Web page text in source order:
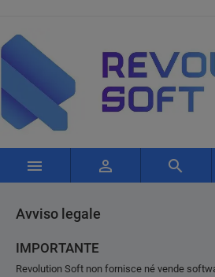
  
Avviso legale
IMPORTANTE
Revolution Soft non fornisce né vende